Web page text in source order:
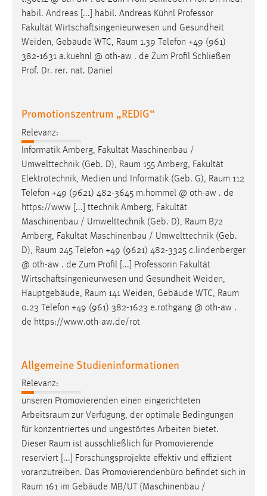
habil. Andreas [...] habil. Andreas Kühnl Professor
Fakultät Wirtschaftsingenieurwesen und Gesundheit
Weiden, Gebäude WTC, Raum 1.39 Telefon +49 (961)
382-1631 a.kuehnl @ oth-aw . de Zum Profil Schließen
Prof. Dr. rer. nat. Daniel
Promotionszentrum „REDIG“
Relevanz:
Informatik Amberg, Fakultät Maschinenbau /
Umwelttechnik (Geb. D), Raum 155 Amberg, Fakultät
Elektrotechnik, Medien und Informatik (Geb. G), Raum 112
Telefon +49 (9621) 482-3645 m.hommel @ oth-aw . de
https://www [...] ttechnik Amberg, Fakultät
Maschinenbau / Umwelttechnik (Geb. D), Raum B72
Amberg, Fakultät Maschinenbau / Umwelttechnik (Geb.
D), Raum 245 Telefon +49 (9621) 482-3325 c.lindenberger
@ oth-aw . de Zum Profil [...] Professorin Fakultät
Wirtschaftsingenieurwesen und Gesundheit Weiden,
Hauptgebäude, Raum 141 Weiden, Gebäude WTC, Raum
0.23 Telefon +49 (961) 382-1623 e.rothgang @ oth-aw .
de https://www.oth-aw.de/rot
Allgemeine Studieninformationen
Relevanz:
unseren Promovierenden einen eingerichteten
Arbeitsraum zur Verfügung, der optimale Bedingungen
für konzentriertes und ungestörtes Arbeiten bietet.
Dieser Raum ist ausschließlich für Promovierende
reserviert [...] Forschungsprojekte effektiv und effizient
voranzutreiben. Das Promovierendenbüro befindet sich in
Raum 161 im Gebäude MB/UT (Maschinenbau /